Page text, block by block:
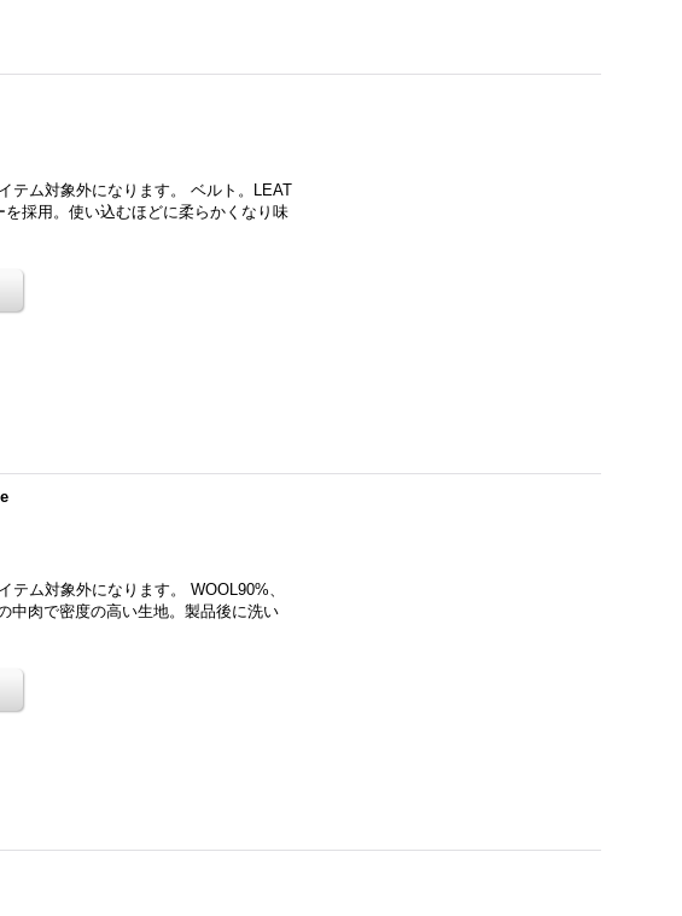
テム対象外になります。 ベルト。LEAT
採用。使い込むほどに柔らかくなり味
ム対象外になります。 WOOL90%、
中肉で密度の高い生地。製品後に洗い